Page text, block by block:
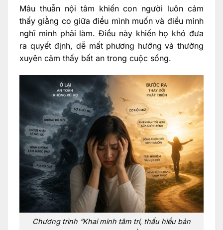
Mâu thuẫn nội tâm khiến con người luôn cảm
thấy giằng co giữa điều mình muốn và điều mình
nghĩ mình phải làm. Điều này khiến họ khó đưa
ra quyết định, dễ mất phương hướng và thường
xuyên cảm thấy bất an trong cuộc sống.
Chương trình “Khai minh tâm trí, thấu hiểu bản